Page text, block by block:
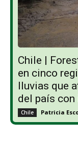
Chile |
en cinco
lluvias que
del país
Chile Patricia